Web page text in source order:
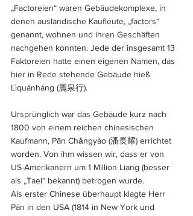
„Factoreien“ waren Gebäudekomplexe, in
denen ausländische Kaufleute, „factors“
genannt, wohnen und ihren Geschäften
nachgehen konnten. Jede der insgesamt 13
Faktoreien hatte einen eigenen Namen, das
hier in Rede stehende Gebäude hieß
Lìquánháng (麗泉行).
Ursprünglich war das Gebäude kurz nach
1800 von einem reichen chinesischen
Kaufmann, Pān Chǎngyào (潘長耀) errichtet
worden. Von ihm wissen wir, dass er von
US-Amerikanern um 1 Million Liang (besser
als „Tael“ bekannt) betrogen wurde.
Als erster Chinese überhaupt klagte Herr
Pān in den USA (1814 in New York und